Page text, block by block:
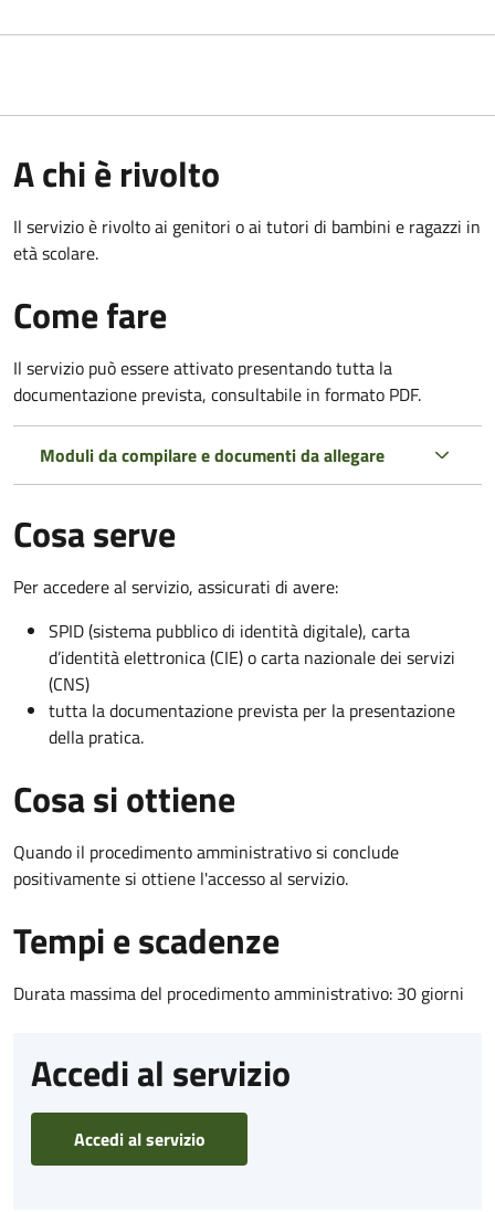
A chi è rivolto
Il servizio è rivolto ai genitori o ai tutori di bambini e ragazzi in
età scolare.
Come fare
Il servizio può essere attivato presentando tutta la
documentazione prevista, consultabile in formato PDF.
Moduli da compilare e documenti da allegare
Cosa serve
Per accedere al servizio, assicurati di avere:
SPID (sistema pubblico di identità digitale), carta
d’identità elettronica (CIE) o carta nazionale dei servizi
(CNS)
tutta la documentazione prevista per la presentazione
della pratica.
Cosa si ottiene
Quando il procedimento amministrativo si conclude
positivamente si ottiene l'accesso al servizio.
Tempi e scadenze
Durata massima del procedimento amministrativo: 30 giorni
Accedi al servizio
Accedi al servizio